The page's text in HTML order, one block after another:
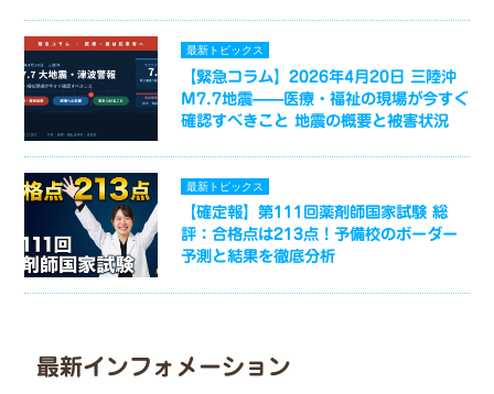
最新トピックス
【緊急コラム】2026年4月20日 三陸沖
M7.7地震——医療・福祉の現場が今すぐ
確認すべきこと 地震の概要と被害状況
最新トピックス
【確定報】第111回薬剤師国家試験 総
評：合格点は213点！予備校のボーダー
予測と結果を徹底分析
最新インフォメーション